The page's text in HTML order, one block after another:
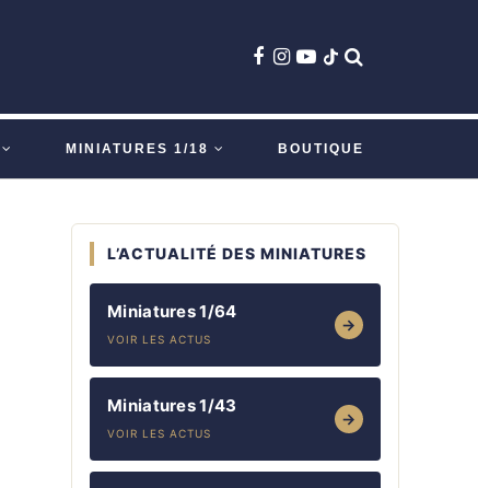
MINIATURES 1/18 BOUTIQUE
L’ACTUALITÉ DES MINIATURES
Miniatures 1/64
VOIR LES ACTUS
→
Miniatures 1/43
VOIR LES ACTUS
→